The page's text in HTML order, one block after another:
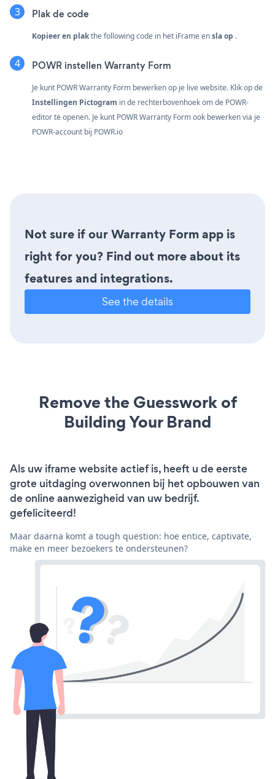
Plak de code
Kopieer en plakthe following code in het iFrame ensla op .
POWR instellen Warranty Form
Je kunt POWR Warranty Form bewerken op je live website. Klik op de
Instellingen Pictogram in de rechterbovenhoek om de POWR-
editor te openen. Je kunt POWR Warranty Form ook bewerken via je
POWR-account bij POWR.io
Not sure if our Warranty Form app is
right for you? Find out more about its
features and integrations.
See the details
Remove the Guesswork of
Building Your Brand
Als uw iframe website actief is, heeft u de eerste
grote uitdaging overwonnen bij het opbouwen van
de online aanwezigheid van uw bedrijf.
gefeliciteerd!
Maar daarna komt a tough question: hoe entice, captivate,
make en meer bezoekers te ondersteunen?